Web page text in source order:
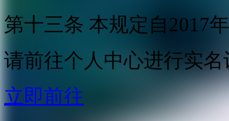
第十三条 本规定自2017
请前往个人中心进行实名
立即前往